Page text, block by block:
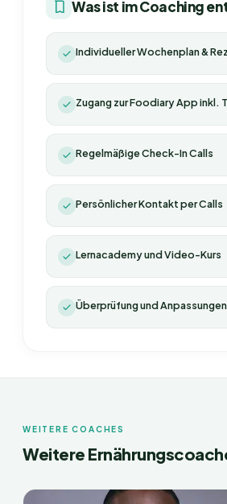
Was ist im Coaching
Individueller Wochenplan &
Zugang zur Foodiary App inkl.
Regelmäßige Check-In Calls
Persönlicher Kontakt per Calls
Lernacademy und Video-Kurs
Überprüfung und Anpassungen
WEITERE COACHES
Weitere